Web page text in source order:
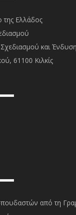
της Ελλάδος
και
61100 Κιλκίς
από τη